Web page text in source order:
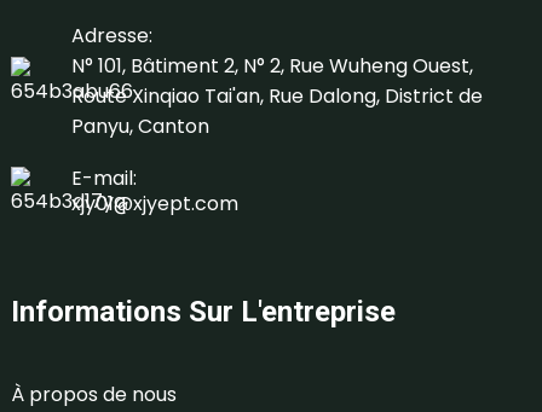
Adresse:
N° 101, Bâtiment 2, N° 2, Rue Wuheng Ouest,
Route Xinqiao Tai'an, Rue Dalong, District de
Panyu, Canton
E-mail:
xjy01@xjyept.com
Informations Sur L'entreprise
À propos de nous